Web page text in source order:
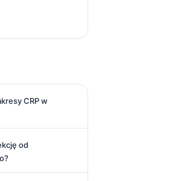
CRP w
od